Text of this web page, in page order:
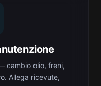
cambio olio, freni,
Allega ricevute,